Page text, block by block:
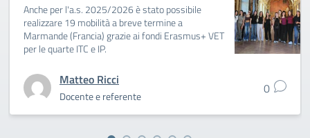
Anche per l'a.s. 2025/2026 è stato possibile
realizzare 19 mobilità a breve termine a
Marmande (Francia) grazie ai fondi Erasmus+ VET
per le quarte ITC e IP.
Matteo Ricci
Docente e referente 0